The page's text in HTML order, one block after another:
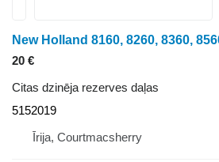
20 €
Citas dzinēja rezerves daļas
5152019
Īrija, Courtmacsherry